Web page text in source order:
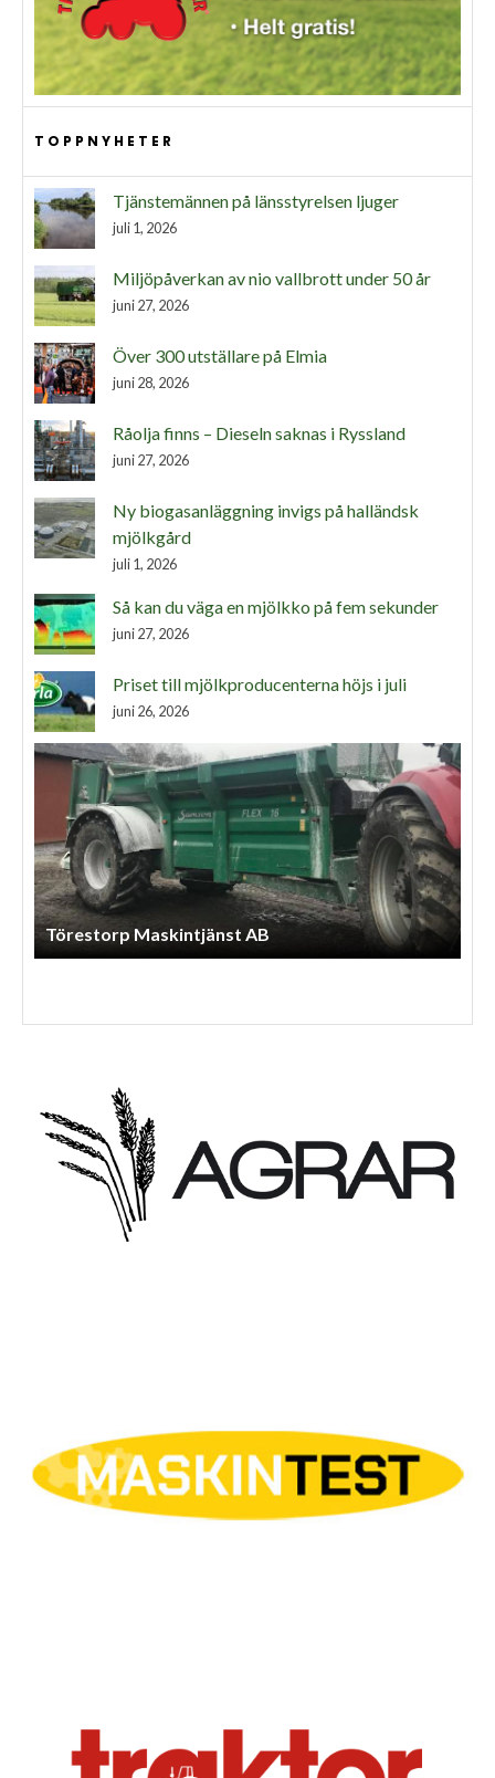
TOPPNYHETER
Tjänstemännen på länsstyrelsen ljuger
juli 1, 2026
Miljöpåverkan av nio vallbrott under 50 år
juni 27, 2026
Över 300 utställare på Elmia
juni 28, 2026
Råolja finns – Dieseln saknas i Ryssland
juni 27, 2026
Ny biogasanläggning invigs på halländsk
mjölkgård
juli 1, 2026
Så kan du väga en mjölkko på fem sekunder
juni 27, 2026
Priset till mjölkproducenterna höjs i juli
juni 26, 2026
Törestorp Maskintjänst AB